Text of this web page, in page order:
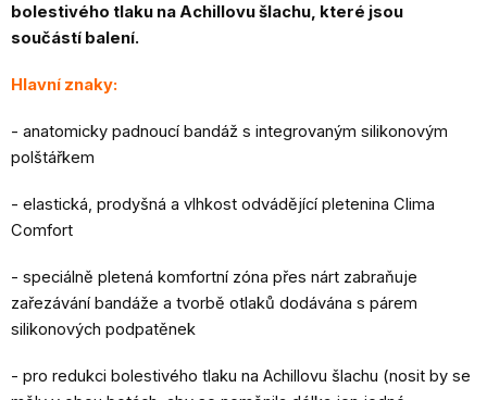
bolestivého tlaku na Achillovu šlachu, které jsou
součástí balení.
Hlavní znaky:
- anatomicky padnoucí bandáž s integrovaným silikonovým
polštářkem
- elastická, prodyšná a vlhkost odvádějící pletenina Clima
Comfort
- speciálně pletená komfortní zóna přes nárt zabraňuje
zařezávání bandáže a tvorbě otlaků dodávána s párem
silikonových podpatěnek
- pro redukci bolestivého tlaku na Achillovu šlachu (nosit by se